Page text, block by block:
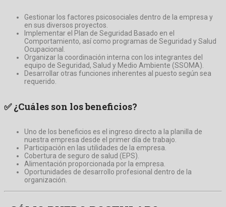
Gestionar los factores psicosociales dentro de la empresa y
en sus diversos proyectos.
Implementar el Plan de Seguridad Basado en el
Comportamiento, así como programas de Seguridad y Salud
Ocupacional.
Organizar la coordinación interna con los integrantes del
equipo de Seguridad, Salud y Medio Ambiente (SSOMA).
Desarrollar otras funciones inherentes al puesto según sea
requerido.
✅¿Cuáles son los beneficios?
Uno de los beneficios es el ingreso directo a la planilla de
nuestra empresa desde el primer día de trabajo.
Participación en las utilidades de la empresa.
Cobertura de seguro de salud (EPS).
Alimentación proporcionada por la empresa.
Oportunidades de desarrollo profesional dentro de la
organización.